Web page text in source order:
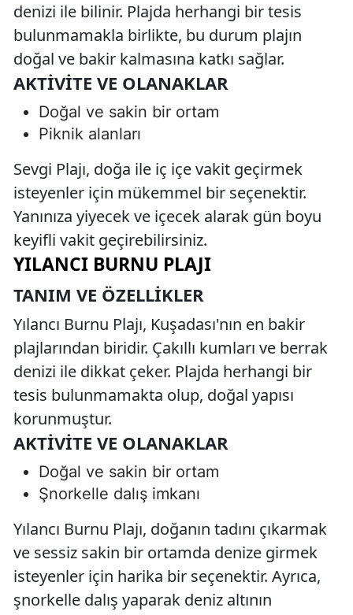
denizi ile bilinir. Plajda herhangi bir tesis
bulunmamakla birlikte, bu durum plajın
doğal ve bakir kalmasına katkı sağlar.
AKTIVITE VE OLANAKLAR
Doğal ve sakin bir ortam
Piknik alanları
Sevgi Plajı, doğa ile iç içe vakit geçirmek
isteyenler için mükemmel bir seçenektir.
Yanınıza yiyecek ve içecek alarak gün boyu
keyifli vakit geçirebilirsiniz.
YILANCI BURNU PLAJI
TANIM VE ÖZELLIKLER
Yılancı Burnu Plajı, Kuşadası'nın en bakir
plajlarından biridir. Çakıllı kumları ve berrak
denizi ile dikkat çeker. Plajda herhangi bir
tesis bulunmamakta olup, doğal yapısı
korunmuştur.
AKTIVITE VE OLANAKLAR
Doğal ve sakin bir ortam
Şnorkelle dalış imkanı
Yılancı Burnu Plajı, doğanın tadını çıkarmak
ve sessiz sakin bir ortamda denize girmek
isteyenler için harika bir seçenektir. Ayrıca,
şnorkelle dalış yaparak deniz altının